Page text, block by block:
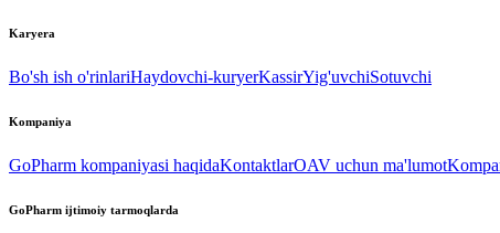
Karyera
Bo'sh ish o'rinlariHaydovchi-kuryerKassirYig'uvchiSotuvchi
Kompaniya
GoPharm kompaniyasi haqidaKontaktlarOAV uchun ma'lumot
GoPharm ijtimoiy tarmoqlarda